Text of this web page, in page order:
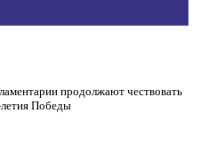
продолжают чествовать
летия Победы